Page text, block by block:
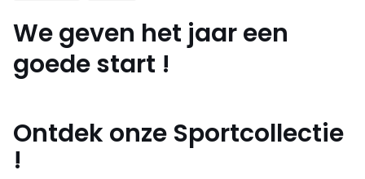
We geven het jaar een
goede start !
Ontdek onze Sportcollectie
!